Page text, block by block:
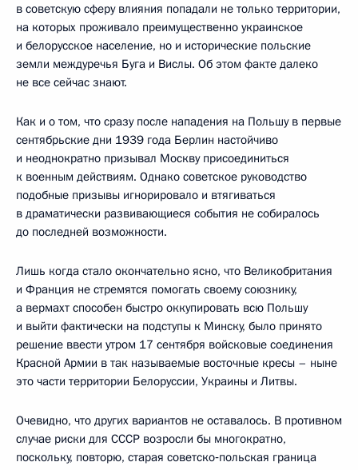
в советскую сферу влияния попадали не только территории,
на которых проживало преимущественно украинское
и белорусское население, но и исторические польские
земли междуречья Буга и Вислы. Об этом факте далеко
не все сейчас знают.
Как и о том, что сразу после нападения на Польшу в первые
сентябрьские дни 1939 года Берлин настойчиво
и неоднократно призывал Москву присоединиться
к военным действиям. Однако советское руководство
подобные призывы игнорировало и втягиваться
в драматически развивающиеся события не собиралось
до последней возможности.
Лишь когда стало окончательно ясно, что Великобритания
и Франция не стремятся помогать своему союзнику,
а вермахт способен быстро оккупировать всю Польшу
и выйти фактически на подступы к Минску, было принято
решение ввести утром 17 сентября войсковые соединения
Красной Армии в так называемые восточные кресы – ныне
это части территории Белоруссии, Украины и Литвы.
Очевидно, что других вариантов не оставалось. В противном
случае риски для СССР возросли бы многократно,
поскольку, повторю, старая советско‑польская граница